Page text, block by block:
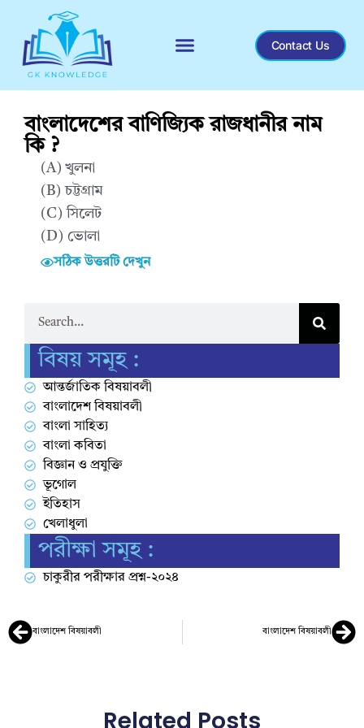
Contact Us
বাংলাদেশের বাণিজ্যিক রাজধানীর নাম
কি ?
(A) খুলনা
(B) চট্টগ্রাম
(C) সিলেট
(D) ভোলা
সঠিক উত্তরটি দেখুন
বিষয় সমূহ :
আন্তর্জাতিক বিষয়াবলী
বাংলাদেশ বিষয়াবলী
বাংলা সাহিত্য
বাংলা কবিতা
বিজ্ঞান ও প্রযুক্তি
ভূগোল
ইতিহাস
খেলাধুলা
পরীক্ষা সমূহ :
চাকুরীর পরীক্ষার প্রশ্ন-২০২৪
বাংলাদেশ বিষয়াবলী বাংলাদেশ বিষয়াবলী
Related Posts